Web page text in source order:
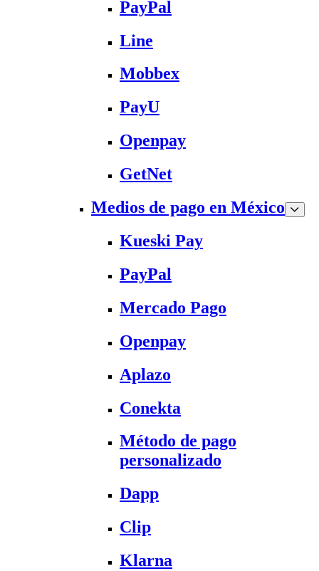
PayPal
Line
Mobbex
PayU
Openpay
GetNet
Medios de pago en México
Kueski Pay
PayPal
Mercado Pago
Openpay
Aplazo
Conekta
Método de pago
personalizado
Dapp
Clip
Klarna